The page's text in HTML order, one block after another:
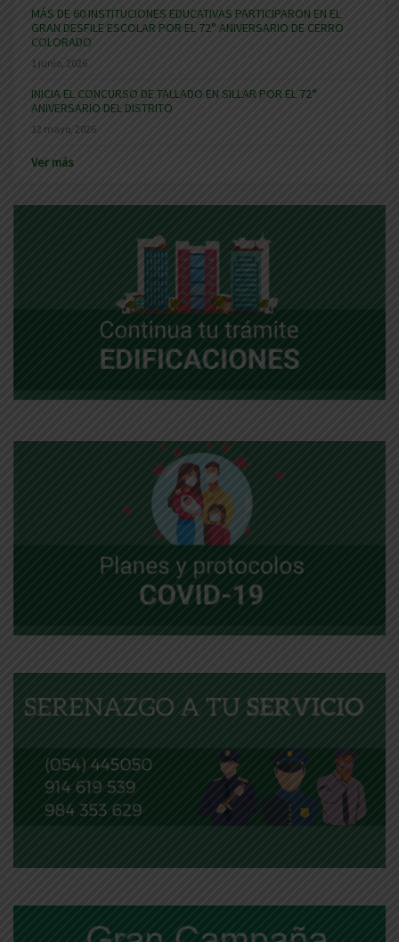
MÁS DE 60 INSTITUCIONES EDUCATIVAS PARTICIPARON EN EL
GRAN DESFILE ESCOLAR POR EL 72° ANIVERSARIO DE CERRO
COLORADO
1 junio, 2026
INICIA EL CONCURSO DE TALLADO EN SILLAR POR EL 72°
ANIVERSARIO DEL DISTRITO
12 mayo, 2026
Ver más